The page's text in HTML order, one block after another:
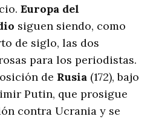
Europa del
siguen siendo, como
de siglo, las dos
para los periodistas.
de Rusia (172), bajo
Putin, que prosigue
contra Ucrania y se